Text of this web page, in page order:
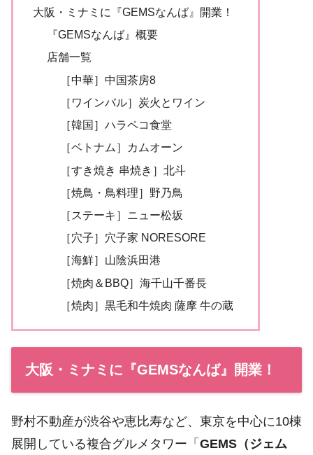
大阪・ミナミに『GEMSなんば』開業！
『GEMSなんば』概要
店舗一覧
［中華］中国茶房8
［ワインバル］炭火とワイン
［韓国］ハラペコ食堂
［ベトナム］カムオーン
［すき焼き 串焼き］北斗
［焼鳥・鳥料理］野乃鳥
［ステーキ］ニュー松坂
［穴子］穴子家 NORESORE
［海鮮］山陰浜田港
［焼肉＆BBQ］海千山千番長
［焼肉］黒毛和牛焼肉 薩摩 牛の蔵
大阪・ミナミに『GEMSなんば』開業！
野村不動産が渋谷や恵比寿など、東京を中心に10棟
展開している複合グルメタワー「 GEMS（ジェム